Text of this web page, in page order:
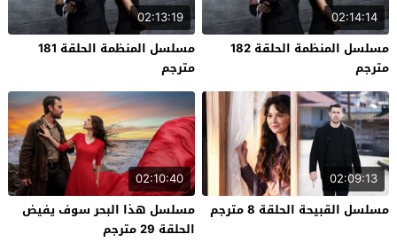
02:14:14
مسلسل المنظمة الحلقة 182
مترجم
02:13:19
مسلسل المنظمة الحلقة 181
مترجم
02:09:13
مسلسل القبيحة الحلقة 8 مترجم
02:10:40
مسلسل هذا البحر سوف يفيض
الحلقة 29 مترجم